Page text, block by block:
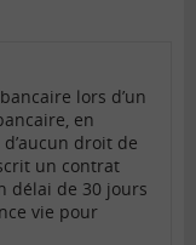
lors d’un
en
droit de
un contrat
délai de 30 jours
vie pour